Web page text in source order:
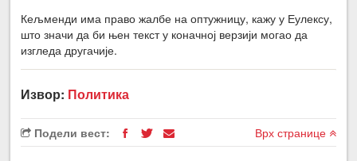
Кељменди има право жалбе на оптужницу, кажу у Еулексу,
што значи да би њен текст у коначној верзији могао да
изгледа другачије.
Извор: Политика
Подели вест: Врх странице